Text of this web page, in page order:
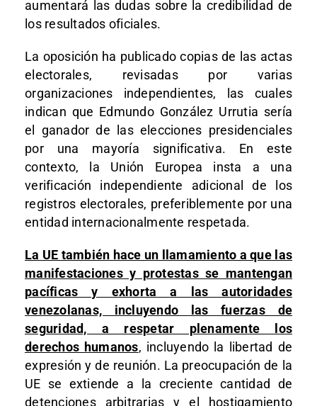
aumentará las dudas sobre la credibilidad de
los resultados oficiales.
La oposición ha publicado copias de las actas
electorales, revisadas por varias
organizaciones independientes, las cuales
indican que Edmundo González Urrutia sería
el ganador de las elecciones presidenciales
por una mayoría significativa. En este
contexto, la Unión Europea insta a una
verificación independiente adicional de los
registros electorales, preferiblemente por una
entidad internacionalmente respetada.
La UE también hace un llamamiento a que las
manifestaciones y protestas se mantengan
pacíficas y exhorta a las autoridades
venezolanas, incluyendo las fuerzas de
seguridad, a respetar plenamente los
derechos humanos, incluyendo la libertad de
expresión y de reunión. La preocupación de la
UE se extiende a la creciente cantidad de
detenciones arbitrarias y el hostigamiento